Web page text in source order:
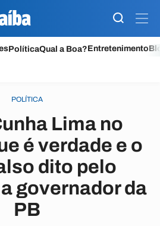
PolíticaQual a Boa?Entretenimento
POLÍTICA
Lima no
é verdade e o
dito pelo
governador da
PB